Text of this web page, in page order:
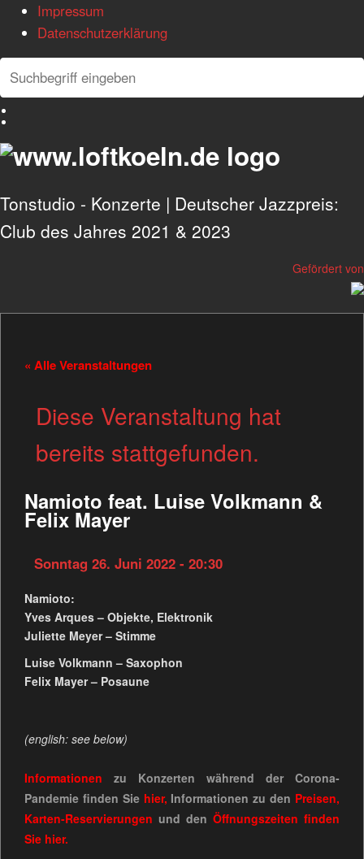
Impressum
Datenschutzerklärung
Search
Search
Tonstudio - Konzerte | Deutscher Jazzpreis:
Club des Jahres 2021 & 2023
Gefördert von
« Alle Veranstaltungen
Diese Veranstaltung hat
bereits stattgefunden.
Namioto feat. Luise Volkmann &
Felix Mayer
Sonntag 26. Juni 2022 - 20:30
Namioto:
Yves Arques – Objekte, Elektronik
Juliette Meyer – Stimme
Luise Volkmann – Saxophon
Felix Mayer – Posaune
(english: see below)
Informationen zu Konzerten während der Corona-
Pandemie finden Sie hier, Informationen zu den Preisen,
Karten-Reservierungen und denÖffnungszeitenfinden
Sie hier.